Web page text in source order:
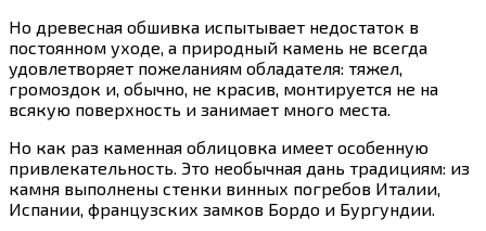
Но древесная обшивка испытывает недостаток в
постоянном уходе, а природный камень не всегда
удовлетворяет пожеланиям обладателя: тяжел,
громоздок и, обычно, не красив, монтируется не на
всякую поверхность и занимает много места.
Но как раз каменная облицовка имеет особенную
привлекательность. Это необычная дань традициям: из
камня выполнены стенки винных погребов Италии,
Испании, французских замков Бордо и Бургундии.